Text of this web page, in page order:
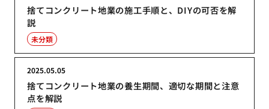
捨てコンクリート地業の施工手順と、DIYの可否を解
説
未分類
捨てコンクリート地業の養生期間、適切な期間と注意
点を解説
2025.05.05